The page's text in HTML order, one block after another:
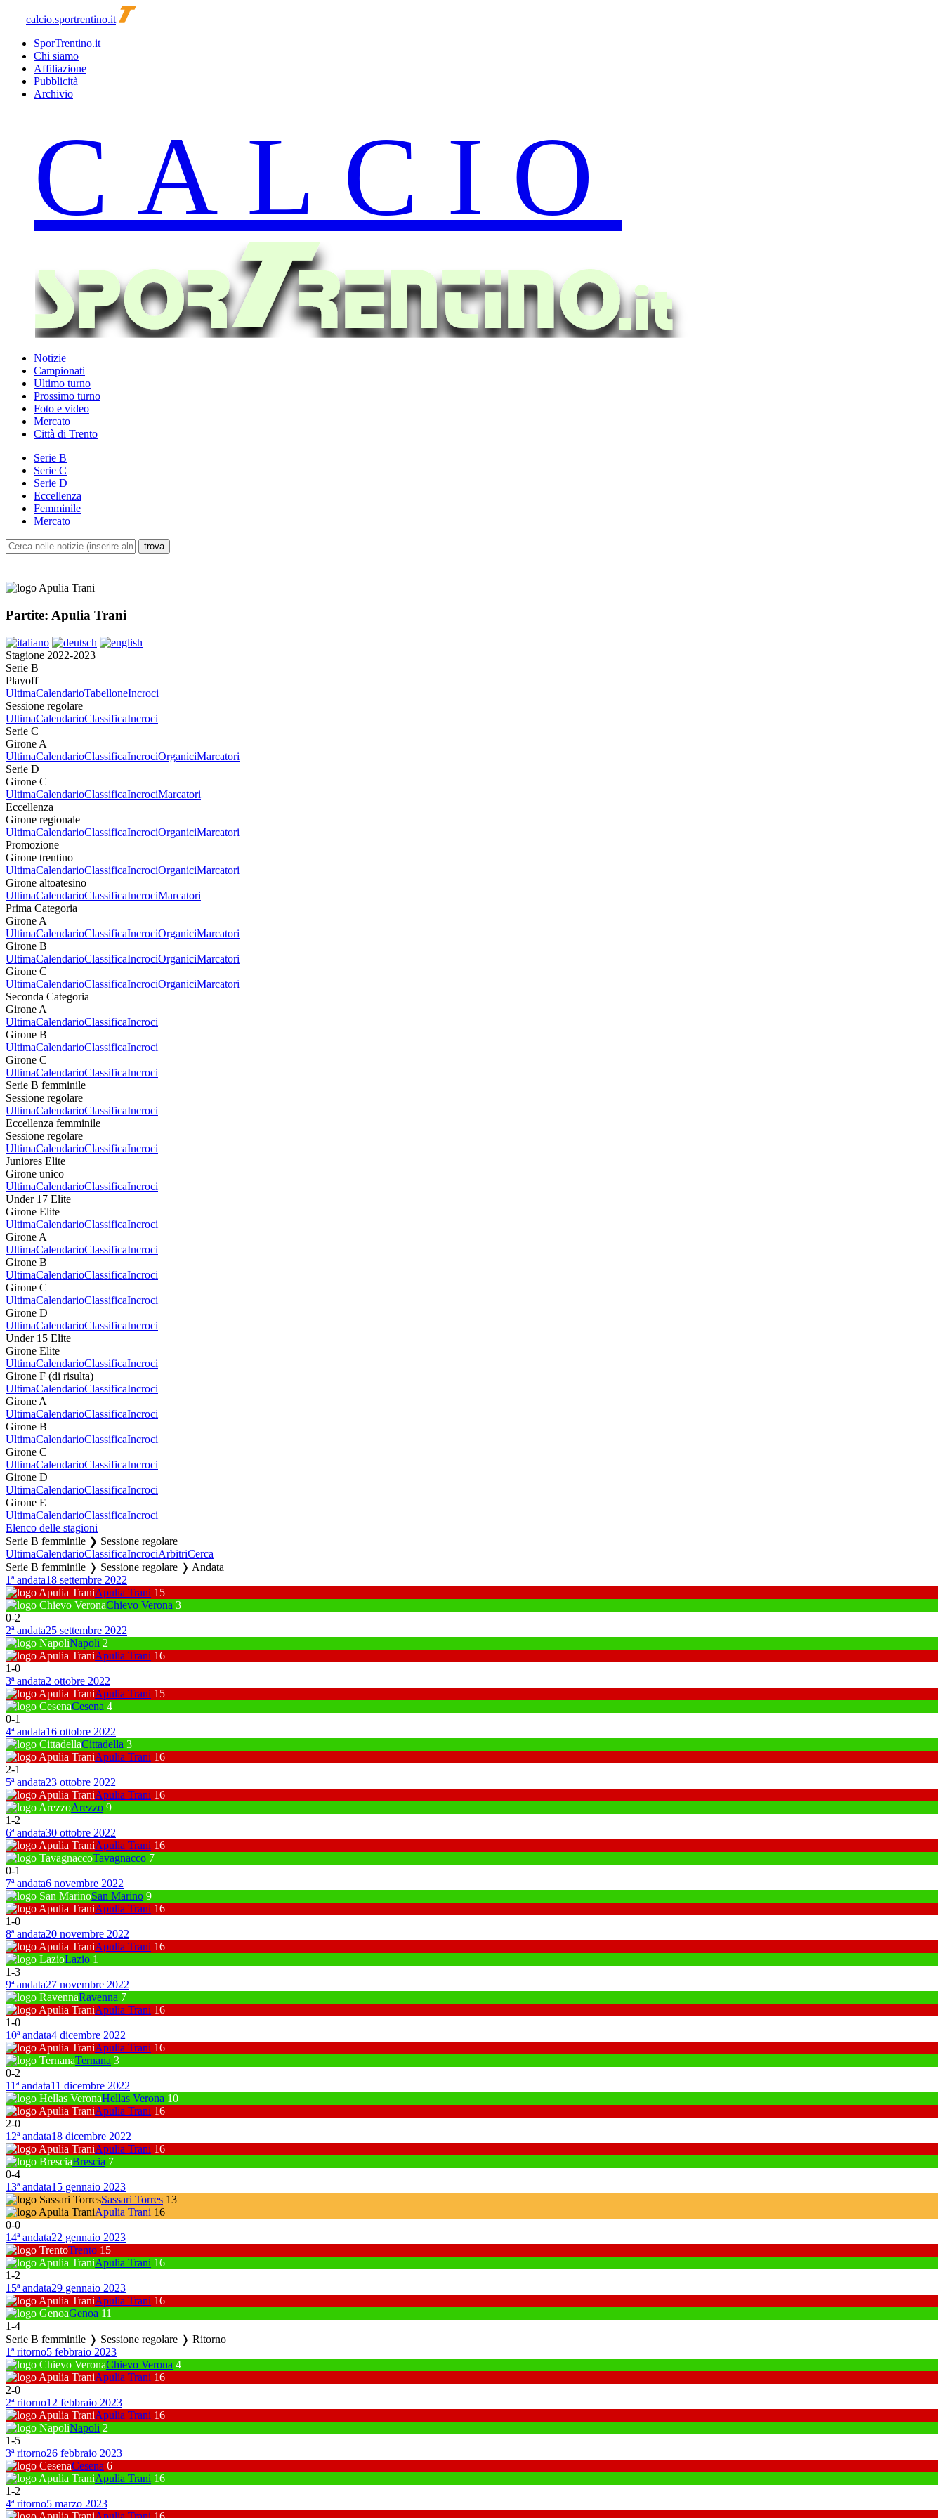
calcio.sportrentino.it
SporTrentino.it
Chi siamo
Affiliazione
Pubblicità
Archivio
Notizie
Campionati
Ultimo turno
Prossimo turno
Foto e video
Mercato
Città di Trento
Serie B
Serie C
Serie D
Eccellenza
Femminile
Mercato
Partite: Apulia Trani
Stagione 2022-2023
Serie B
Playoff
UltimaCalendarioTabelloneIncroci
Sessione regolare
UltimaCalendarioClassificaIncroci
Serie C
Girone A
UltimaCalendarioClassificaIncrociOrganiciMarcatori
Serie D
Girone C
UltimaCalendarioClassificaIncrociMarcatori
Eccellenza
Girone regionale
UltimaCalendarioClassificaIncrociOrganiciMarcatori
Promozione
Girone trentino
UltimaCalendarioClassificaIncrociOrganiciMarcatori
Girone altoatesino
UltimaCalendarioClassificaIncrociMarcatori
Prima Categoria
Girone A
UltimaCalendarioClassificaIncrociOrganiciMarcatori
Girone B
UltimaCalendarioClassificaIncrociOrganiciMarcatori
Girone C
UltimaCalendarioClassificaIncrociOrganiciMarcatori
Seconda Categoria
Girone A
UltimaCalendarioClassificaIncroci
Girone B
UltimaCalendarioClassificaIncroci
Girone C
UltimaCalendarioClassificaIncroci
Serie B femminile
Sessione regolare
UltimaCalendarioClassificaIncroci
Eccellenza femminile
Sessione regolare
UltimaCalendarioClassificaIncroci
Juniores Elite
Girone unico
UltimaCalendarioClassificaIncroci
Under 17 Elite
Girone Elite
UltimaCalendarioClassificaIncroci
Girone A
UltimaCalendarioClassificaIncroci
Girone B
UltimaCalendarioClassificaIncroci
Girone C
UltimaCalendarioClassificaIncroci
Girone D
UltimaCalendarioClassificaIncroci
Under 15 Elite
Girone Elite
UltimaCalendarioClassificaIncroci
Girone F (di risulta)
UltimaCalendarioClassificaIncroci
Girone A
UltimaCalendarioClassificaIncroci
Girone B
UltimaCalendarioClassificaIncroci
Girone C
UltimaCalendarioClassificaIncroci
Girone D
UltimaCalendarioClassificaIncroci
Girone E
UltimaCalendarioClassificaIncroci
Elenco delle stagioni
Serie B femminile ❯ Sessione regolare
UltimaCalendarioClassificaIncrociArbitriCerca
Serie B femminile ❭ Sessione regolare ❭ Andata
1ª andata18 settembre 2022
Apulia Trani 15
Chievo Verona 3
0-2
2ª andata25 settembre 2022
Napoli 2
Apulia Trani 16
1-0
3ª andata2 ottobre 2022
Apulia Trani 15
Cesena 4
0-1
4ª andata16 ottobre 2022
Cittadella 3
Apulia Trani 16
2-1
5ª andata23 ottobre 2022
Apulia Trani 16
Arezzo 9
1-2
6ª andata30 ottobre 2022
Apulia Trani 16
Tavagnacco 7
0-1
7ª andata6 novembre 2022
San Marino 9
Apulia Trani 16
1-0
8ª andata20 novembre 2022
Apulia Trani 16
Lazio 1
1-3
9ª andata27 novembre 2022
Ravenna 7
Apulia Trani 16
1-0
10ª andata4 dicembre 2022
Apulia Trani 16
Ternana 3
0-2
11ª andata11 dicembre 2022
Hellas Verona 10
Apulia Trani 16
2-0
12ª andata18 dicembre 2022
Apulia Trani 16
Brescia 7
0-4
13ª andata15 gennaio 2023
Sassari Torres 13
Apulia Trani 16
0-0
14ª andata22 gennaio 2023
Trento 15
Apulia Trani 16
1-2
15ª andata29 gennaio 2023
Apulia Trani 16
Genoa 11
1-4
Serie B femminile ❭ Sessione regolare ❭ Ritorno
1ª ritorno5 febbraio 2023
Chievo Verona 4
Apulia Trani 16
2-0
2ª ritorno12 febbraio 2023
Apulia Trani 16
Napoli 2
1-5
3ª ritorno26 febbraio 2023
Cesena 6
Apulia Trani 16
1-2
4ª ritorno5 marzo 2023